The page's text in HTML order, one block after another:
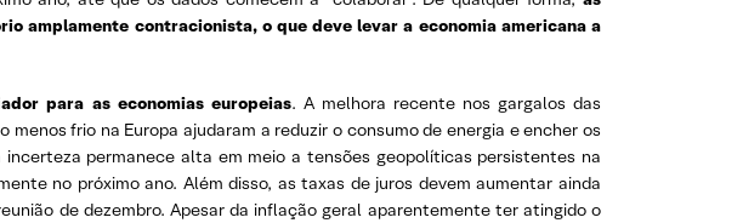
amplamente contracionista, o que deve levar a economia americana a
para as economias europeias. A melhora recente nos gargalos das
frio na Europa ajudaram a reduzir o consumo de energia e encher os
permanece alta em meio a tensões geopolíticas persistentes na
no próximo ano. Além disso, as taxas de juros devem aumentar ainda
de dezembro. Apesar da inflação geral aparentemente ter atingido o